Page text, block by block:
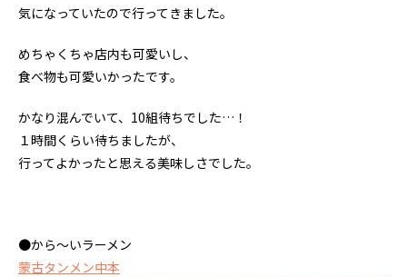
気になっていたので行ってきました。
めちゃくちゃ店内も可愛いし、
食べ物も可愛いかったです。
かなり混んでいて、10組待ちでした…！
１時間くらい待ちましたが、
行ってよかったと思える美味しさでした。
●から〜いラーメン
蒙古タンメン中本